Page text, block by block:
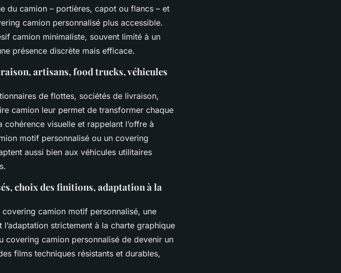
du camion – portières, capot ou flancs – et
camion personnalisé plus accessible.
camion minimaliste, souvent limité à un
présence discrète mais efficace.
artisans, food trucks, véhicules
de flottes, sociétés de livraison,
camion leur permet de transformer chaque
visuelle et rappelant l’offre à
motif personnalisé ou un covering
aussi bien aux véhicules utilitaires
choix des finitions, adaptation à la
covering camion motif personnalisé, une
strictement à la charte graphique
covering camion personnalisé de devenir un
films techniques résistants et durables,